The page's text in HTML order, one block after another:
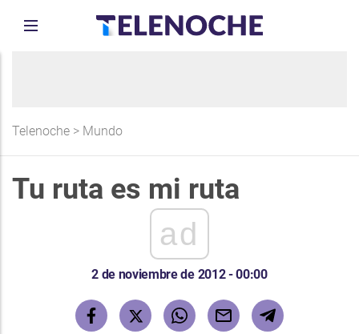
Telenoche > Mundo
Tu ruta es mi ruta
ad
2 de noviembre de 2012 - 00:00